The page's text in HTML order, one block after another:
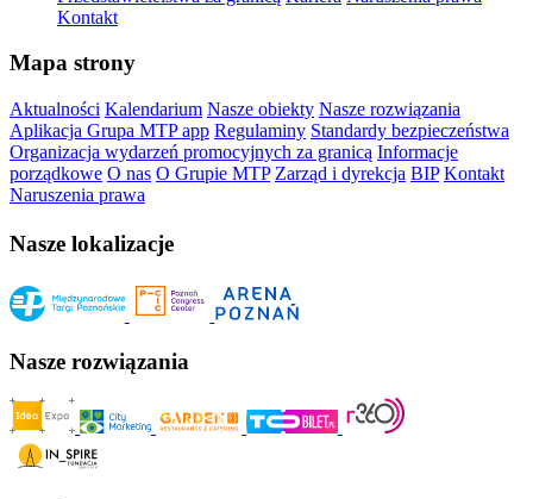
Kontakt
Mapa strony
Aktualności Kalendarium Nasze obiekty Nasze rozwiązania
Aplikacja Grupa MTP app Regulaminy Standardy bezpieczeństwa
Organizacja wydarzeń promocyjnych za granicą Informacje
porządkowe O nas O Grupie MTP Zarząd i dyrekcja BIP Kontakt
Naruszenia prawa
Nasze lokalizacje
Nasze rozwiązania